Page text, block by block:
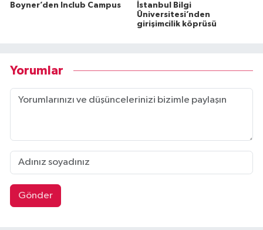
Boyner’den Inclub Campus
İstanbul Bilgi
Üniversitesi’nden
girişimcilik köprüsü
Yorumlar
Gönder